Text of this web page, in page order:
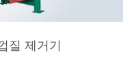
질 제거기